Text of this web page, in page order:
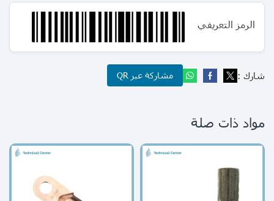
الرمز التعريفي
شارك : مشاركة عبر QR
مواد ذات صلة